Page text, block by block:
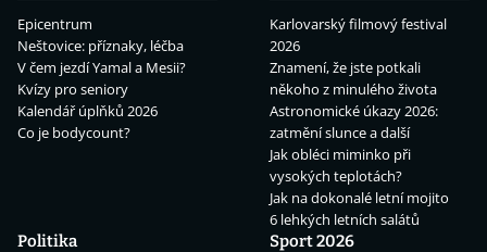
Epicentrum
Neštovice: příznaky, léčba
V čem jezdí Yamal a Mesii?
Kvízy pro seniory
Kalendář úplňků 2026
Co je bodycount?
Karlovarský filmový festival
2026
Znamení, že jste potkali
někoho z minulého života
Astronomické úkazy 2026:
zatmění slunce a další
Jak obléci miminko při
vysokých teplotách?
Jak na dokonalé letní mojito
6 lehkých letních salátů
Politika
Sport 2026